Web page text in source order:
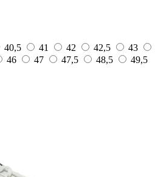
40,5 41 42 42,5
43
46 47 47,5 48,5
49,5